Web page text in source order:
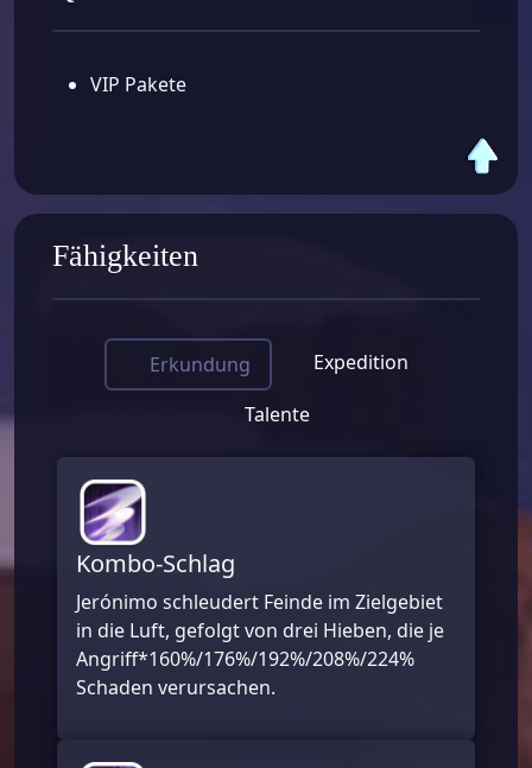
VIP Pakete
Fähigkeiten
Erkundung
Expedition
Talente
Kombo-Schlag
Jerónimo schleudert Feinde im Zielgebiet
in die Luft, gefolgt von drei Hieben, die je
Angriff*160%/176%/192%/208%/224%
Schaden verursachen.